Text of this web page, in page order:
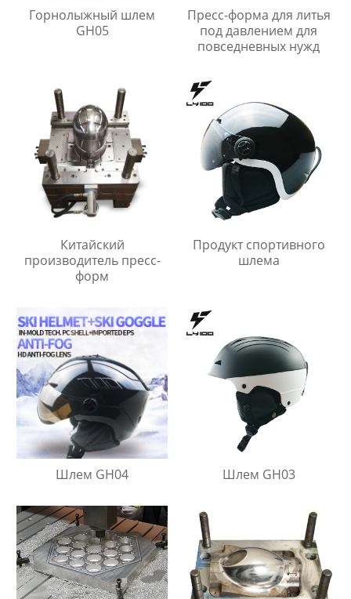
Горнолыжный шлем
GH05
Пресс-форма для литья
под давлением для
повседневных нужд
Китайский
производитель пресс-
форм
Продукт спортивного
шлема
Шлем GH04 Шлем GH03